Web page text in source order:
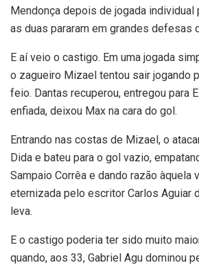
Mendonça depois de jogada individual
as duas pararam em grandes defesas
E aí veio o castigo. Em uma jogada
o zagueiro Mizael tentou sair jogando
feio. Dantas recuperou, entregou para
enfiada, deixou Max na cara do gol.
Entrando nas costas de Mizael, o
Dida e bateu para o gol vazio,
Sampaio Corrêa e dando razão àquela
eternizada pelo escritor Carlos Aguiar
leva.
E o castigo poderia ter sido muito
quando, aos 33, Gabriel Agu dominou